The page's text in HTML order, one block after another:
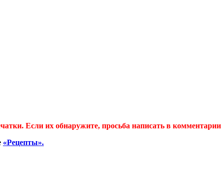
Если их обнаружите, просьба написать в
«Рецепты».